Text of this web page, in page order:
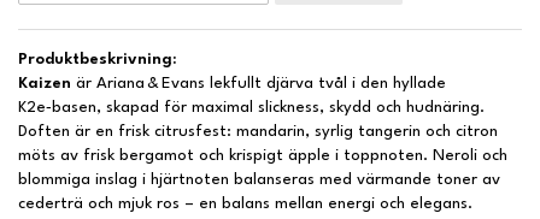
Produktbeskrivning:
Kaizen är Ariana & Evans lekfullt djärva tvål i den hyllade
K2e‑basen, skapad för maximal slickness, skydd och hudnäring.
Doften är en frisk citrusfest: mandarin, syrlig tangerin och citron
möts av frisk bergamot och krispigt äpple i toppnoten. Neroli och
blommiga inslag i hjärtnoten balanseras med värmande toner av
cederträ och mjuk ros – en balans mellan energi och elegans.